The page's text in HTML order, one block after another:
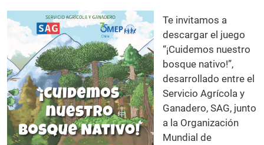
Te invitamos a
descargar el juego
“¡Cuidemos nuestro
bosque nativo!”,
desarrollado entre el
Servicio Agrícola y
Ganadero, SAG, junto
a la Organización
Mundial de